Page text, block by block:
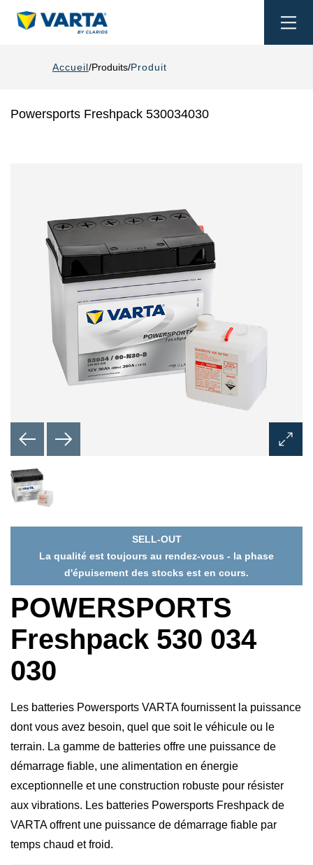
Accueil Produits Produit
Powersports Freshpack 530034030
Ouvrir
la
SELL-OUT
La qualité est toujours au rendez-vous - la phase
d'épuisement des stocks est en cours.
POWERSPORTS
Freshpack 530 034
030
Les batteries Powersports VARTA fournissent la puissance
dont vous avez besoin, quel que soit le véhicule ou le
terrain. La gamme de batteries offre une puissance de
démarrage fiable, une alimentation en énergie
exceptionnelle et une construction robuste pour résister
aux vibrations. Les batteries Powersports Freshpack de
VARTA offrent une puissance de démarrage fiable par
temps chaud et froid.